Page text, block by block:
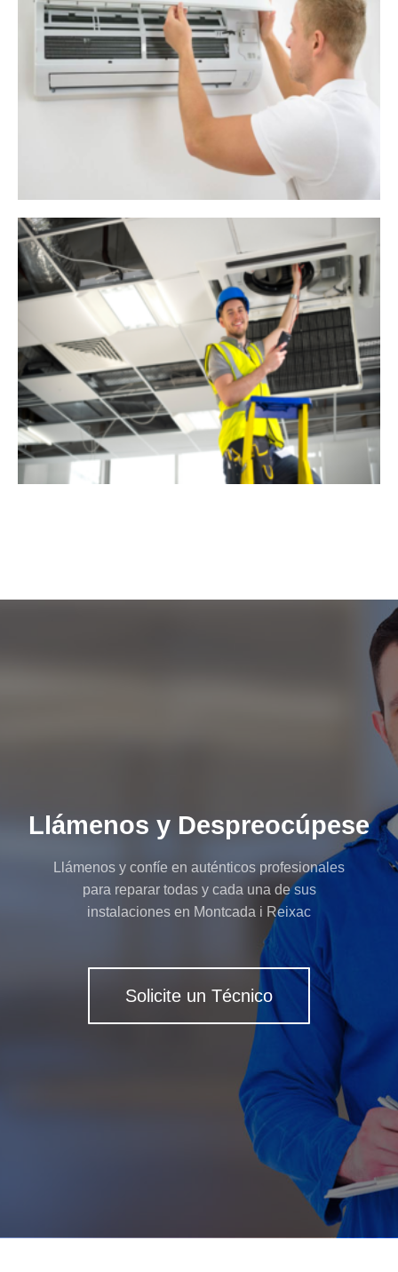
Llámenos y Despreocúpese
Llámenos y confíe en auténticos profesionales
para reparar todas y cada una de sus
instalaciones en Montcada i Reixac
Solicite un Técnico